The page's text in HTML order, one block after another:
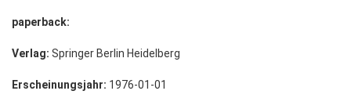
paperback:
Verlag: Springer Berlin Heidelberg
Erscheinungsjahr: 1976-01-01